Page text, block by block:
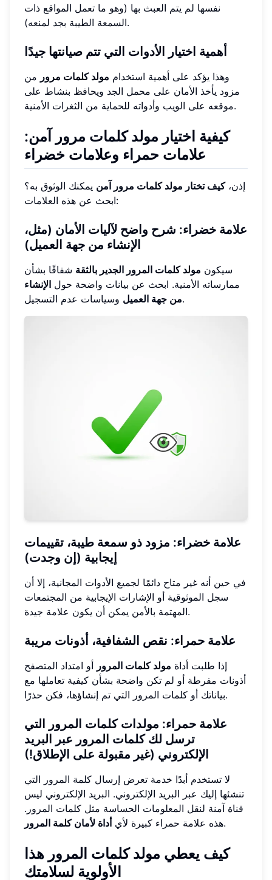
نفسها لم يتم العبث بها (وهو ما تعمل المواقع ذات
السمعة الطيبة بجد لمنعه).
أهمية اختيار الأدوات التي تتم صيانتها جيدًا
وهذا يؤكد على أهمية استخدام مولد كلمات مرور من
مزود يأخذ الأمان على محمل الجد ويحافظ بنشاط على
موقعه على الويب وأدواته للحماية من الثغرات الأمنية.
كيفية اختيار مولد كلمات مرور آمن:
علامات حمراء وعلامات خضراء
إذن،كيف تختار مولد كلمات مرور آمن يمكنك الوثوق به؟
ابحث عن هذه العلامات:
علامة خضراء: شرح واضح لآليات الأمان (مثل،
الإنشاء من جهة العميل)
سيكون مولد كلمات المرور الجدير بالثقة شفافًا بشأن
ممارساته الأمنية. ابحث عن بيانات واضحة حول الإنشاء
من جهة العميلوسياسات عدم التسجيل.
علامة خضراء: مزود ذو سمعة طيبة، تقييمات
إيجابية (إن وجدت)
في حين أنه غير متاح دائمًا لجميع الأدوات المجانية، إلا أن
سجل الموثوقية أو الإشارات الإيجابية من المجتمعات
المهتمة بالأمن يمكن أن يكون علامة جيدة.
علامة حمراء: نقص الشفافية، أذونات مريبة
إذا طلبت أداة مولد كلمات المرور أو امتداد المتصفح
أذونات مفرطة أو لم تكن واضحة بشأن كيفية تعاملها مع
بياناتك أو كلمات المرور التي تم إنشاؤها، فكن حذرًا.
علامة حمراء: مولدات كلمات المرور التي
ترسل لك كلمات المرور عبر البريد
الإلكتروني (غير مقبولة على الإطلاق!)
لا تستخدم أبدًا خدمة تعرض إرسال كلمة المرور التي
تنشئها إليك عبر البريد الإلكتروني. البريد الإلكتروني ليس
قناة آمنة لنقل المعلومات الحساسة مثل كلمات المرور.
هذه علامة حمراء كبيرة لأيأداة لأمان كلمة المرور .
كيف يعطي مولد كلمات المرور هذا
الأولوية لسلامتك